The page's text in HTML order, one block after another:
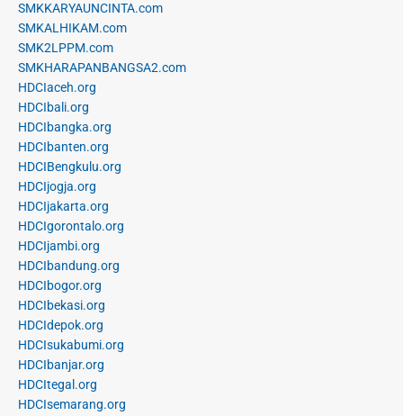
SMKKARYAUNCINTA.com
SMKALHIKAM.com
SMK2LPPM.com
SMKHARAPANBANGSA2.com
HDCIaceh.org
HDCIbali.org
HDCIbangka.org
HDCIbanten.org
HDCIBengkulu.org
HDCIjogja.org
HDCIjakarta.org
HDCIgorontalo.org
HDCIjambi.org
HDCIbandung.org
HDCIbogor.org
HDCIbekasi.org
HDCIdepok.org
HDCIsukabumi.org
HDCIbanjar.org
HDCItegal.org
HDCIsemarang.org